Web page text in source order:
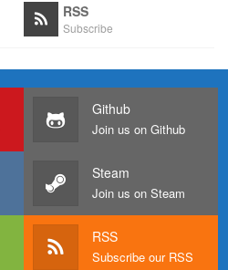
RSS
Subscribe
Github
Join us on Github
Steam
Join us on Steam
RSS
Subscribe our RSS